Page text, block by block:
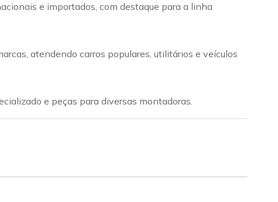
e importados, com destaque para a linha
atendendo carros populares, utilitários e veículos
e peças para diversas montadoras.